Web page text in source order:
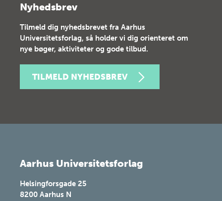
Nyhedsbrev
Tilmeld dig nyhedsbrevet fra Aarhus
Universitetsforlag, så holder vi dig orienteret om
nye bøger, aktiviteter og gode tilbud.
TILMELD NYHEDSBREV
Aarhus Universitetsforlag
Helsingforsgade 25
8200 Aarhus N